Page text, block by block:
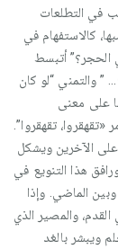
في التطلعات
كالاستفهام في
الحجر؟” أتبسط
” والتمني “لو كان
على معنى
«تقهقروا، تقهقروا”.
الآخرين ويشكل
هذا التنويع في
الماضي. وإذا
والمصير الذي
ويبشر بالغد